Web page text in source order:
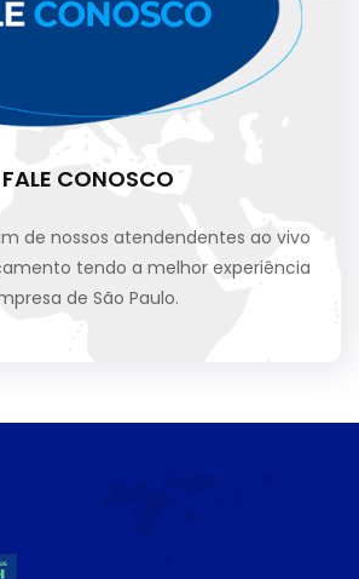
FALE CONOSCO
de nossos atendendentes ao vivo
tendo a melhor experiência
de São Paulo.